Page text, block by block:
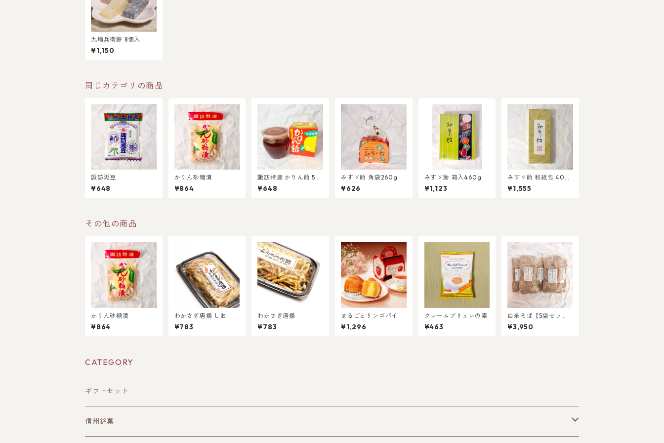
九増兵衛餅 8個入
¥1,150
同じカテゴリの商品
諏訪湖豆
¥648
かりん砂糖漬
¥864
諏訪特産 かりん飴 50
0g
¥648
みすゞ飴 角袋260g
¥626
みすゞ飴 箱入460g
¥1,123
みすゞ飴 和紙包 40個
箱入
¥1,555
その他の商品
かりん砂糖漬
¥864
わかさぎ唐揚 しお
¥783
わかさぎ唐揚
¥783
まるごとリンゴパイ
¥1,296
クレームブリュレの素
¥463
白糸そば【5袋セッ
ト】
¥3,950
CATEGORY
ギフトセット
信州銘菓